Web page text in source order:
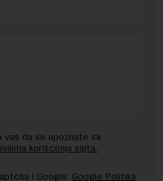
vas da se upoznate sa
korišćenja sajta.
i Google. Google Politika